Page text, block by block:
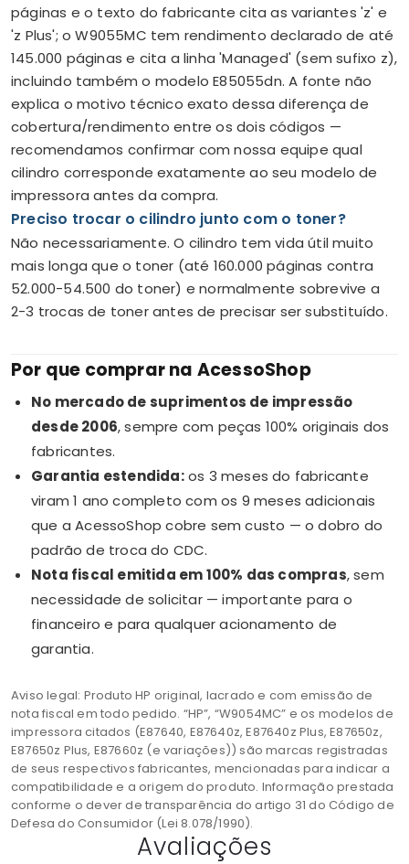
páginas e o texto do fabricante cita as variantes 'z' e
'z Plus'; o W9055MC tem rendimento declarado de até
145.000 páginas e cita a linha 'Managed' (sem sufixo z),
incluindo também o modelo E85055dn. A fonte não
explica o motivo técnico exato dessa diferença de
cobertura/rendimento entre os dois códigos —
recomendamos confirmar com nossa equipe qual
cilindro corresponde exatamente ao seu modelo de
impressora antes da compra.
Preciso trocar o cilindro junto com o toner?
Não necessariamente. O cilindro tem vida útil muito
mais longa que o toner (até 160.000 páginas contra
52.000-54.500 do toner) e normalmente sobrevive a
2-3 trocas de toner antes de precisar ser substituído.
Por que comprar na AcessoShop
No mercado de suprimentos de impressão
desde 2006, sempre com peças 100% originais dos
fabricantes.
Garantia estendida:os 3 meses do fabricante
viram 1 ano completo com os 9 meses adicionais
que a AcessoShop cobre sem custo — o dobro do
padrão de troca do CDC.
Nota fiscal emitida em 100% das compras, sem
necessidade de solicitar — importante para o
financeiro e para qualquer acionamento de
garantia.
Aviso legal: Produto HP original, lacrado e com emissão de
nota fiscal em todo pedido. “HP”, “W9054MC” e os modelos de
impressora citados (E87640, E87640z, E87640z Plus, E87650z,
E87650z Plus, E87660z (e variações)) são marcas registradas
de seus respectivos fabricantes, mencionadas para indicar a
compatibilidade e a origem do produto. Informação prestada
conforme o dever de transparência do artigo 31 do Código de
Defesa do Consumidor (Lei 8.078/1990).
Avaliações